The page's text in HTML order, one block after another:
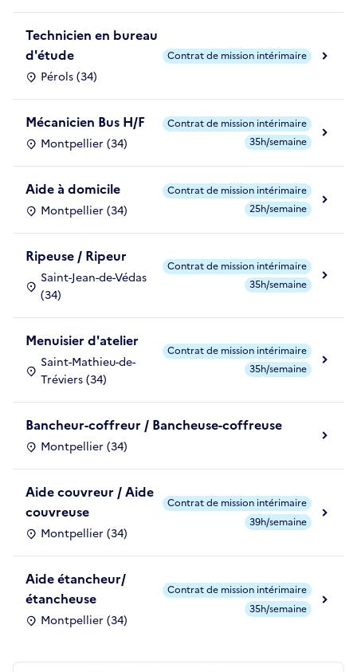
Technicien en bureau
d'étude
Pérols (34)
Contrat de mission intérimaire
Mécanicien Bus H/F
Montpellier (34)
Contrat de mission intérimaire
35h/semaine
Aide à domicile
Montpellier (34)
Contrat de mission intérimaire
25h/semaine
Ripeuse / Ripeur
Saint-Jean-de-Védas
(34)
Contrat de mission intérimaire
35h/semaine
Menuisier d'atelier
Saint-Mathieu-de-
Tréviers (34)
Contrat de mission intérimaire
35h/semaine
Bancheur-coffreur / Bancheuse-coffreuse
Montpellier (34)
Aide couvreur / Aide
couvreuse
Montpellier (34)
Contrat de mission intérimaire
39h/semaine
Aide étancheur/
étancheuse
Montpellier (34)
Contrat de mission intérimaire
35h/semaine